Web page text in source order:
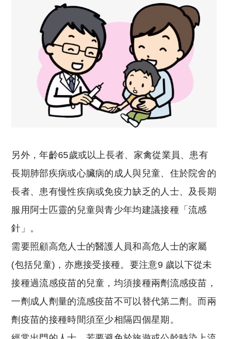
另外，年齡65歲或以上長者、家禽從業員、患有
長期肺部疾病或心臟病的成人與兒童、住於院舍的
長者、患有慢性疾病或免疫力缺乏的人士、及長期
服用阿士匹靈的兒童與青少年均建議接種「流感
針」。
需要照顧高危人士的醫護人員和高危人士的家屬
(包括兒童)，亦應接受接種。要注意9 歲以下從未
接種過流感疫苗的兒童，均須接種兩劑流感疫苗，
一劑成人劑量的流感疫苗不可以替代第二劑。而兩
劑疫苗的接種時間須至少相隔四個星期。